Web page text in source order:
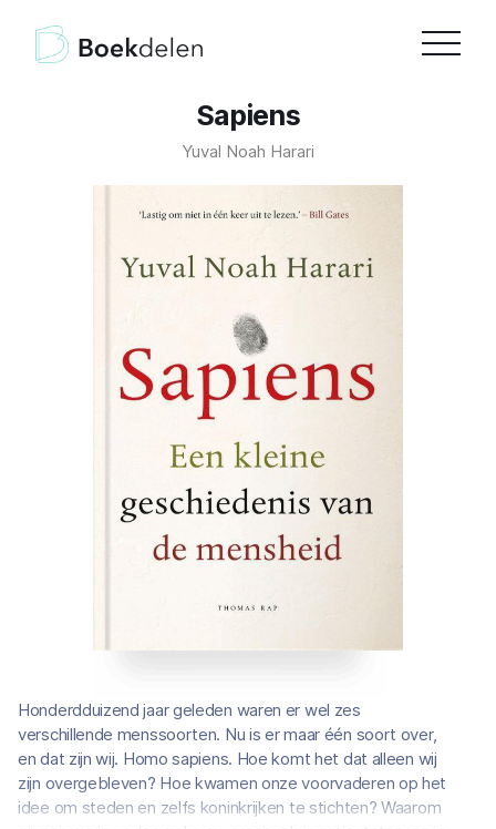
Sapiens
Yuval Noah Harari
Honderdduizend jaar geleden waren er wel zes
verschillende menssoorten. Nu is er maar één soort over,
en dat zijn wij. Homo sapiens. Hoe komt het dat alleen wij
zijn overgebleven? Hoe kwamen onze voorvaderen op het
idee om steden en zelfs koninkrijken te stichten? Waarom